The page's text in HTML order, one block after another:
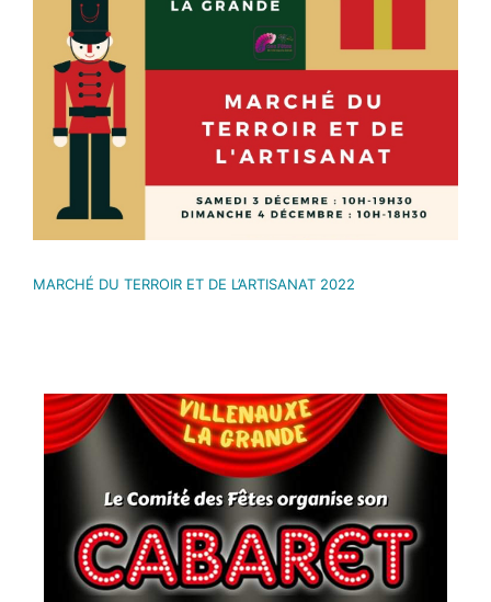
MARCHÉ DU TERROIR ET DE L’ARTISANAT 2022